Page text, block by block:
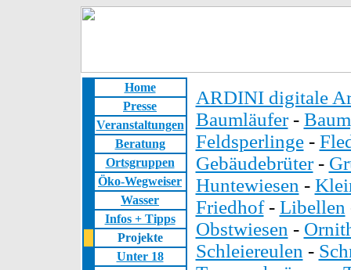
Home
Presse
Veranstaltungen
Beratung
Ortsgruppen
Öko-Wegweiser
Wasser
Infos + Tipps
Projekte
Unter 18
ARDINI digitale
Baumläufer-
Feldsperlinge-
Gebäudebrüter-
Huntewiesen -
Friedhof- Libellen
Obstwiesen -
Schleiereulen -